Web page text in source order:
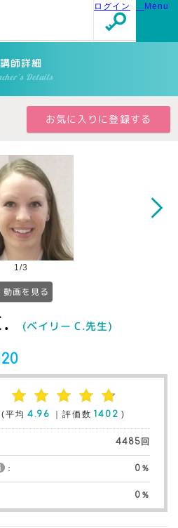
Menu
ログイン
講師詳細
Details
1/3
動画を見る
(ベイリー C.先生)
(平均 4.96 ｜評価数 1402 )
4485回
： 0％
0％